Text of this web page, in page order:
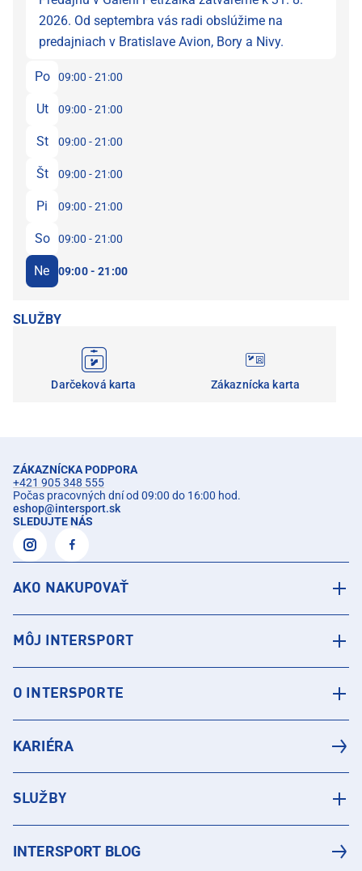
2026. Od septembra vás radi obslúžime na
predajniach v Bratislave Avion, Bory a Nivy.
Po 09:00 - 21:00
Ut 09:00 - 21:00
St 09:00 - 21:00
Št 09:00 - 21:00
Pi 09:00 - 21:00
So 09:00 - 21:00
Ne 09:00 - 21:00
SLUŽBY
Darčeková karta Zákaznícka karta
ZÁKAZNÍCKA PODPORA
+421 905 348 555
Počas pracovných dní od 09:00 do 16:00 hod.
eshop@intersport.sk
SLEDUJTE NÁS
AKO NAKUPOVAŤ
MÔJ INTERSPORT
O INTERSPORTE
KARIÉRA
SLUŽBY
INTERSPORT BLOG